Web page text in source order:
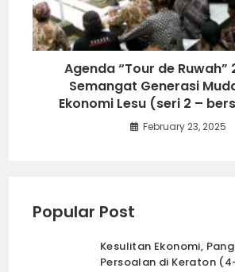
Agenda “Tour de Ruwah”
Semangat Generasi
Ekonomi Lesu (seri 2 –
February 23, 2025
Popular Post
Kesulitan Ekonomi,
Persoalan di Keraton